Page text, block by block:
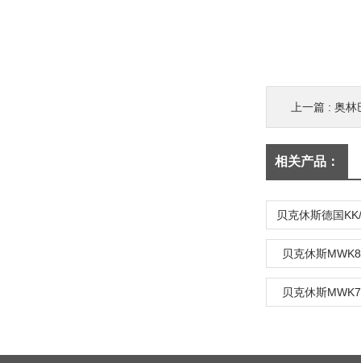
上一篇 : 奥林
相关产品：
贝克休斯
贝克休斯